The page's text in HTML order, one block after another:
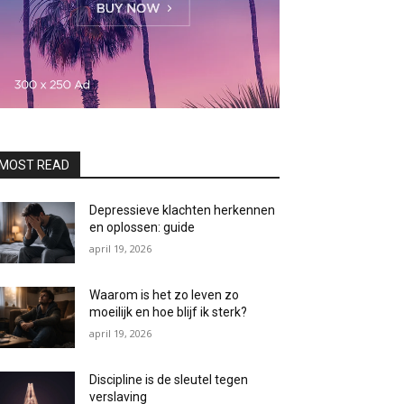
READ
Depressieve klachten herkennen
en oplossen: guide
april 19, 2026
Waarom is het zo leven zo
moeilijk en hoe blijf ik sterk?
april 19, 2026
Discipline is de sleutel tegen
verslaving